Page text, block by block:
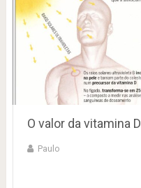
O valor da vitamina D
Paulo